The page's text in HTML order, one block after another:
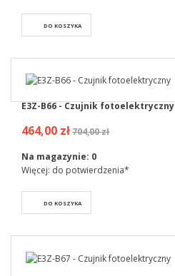
DO KOSZYKA
E3Z-B66 - Czujnik fotoelektryczny
464,00 zł704,00 zł
Na magazynie: 0
Więcej: do potwierdzenia*
DO KOSZYKA